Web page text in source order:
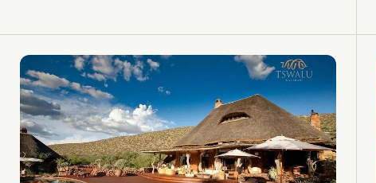
marché européen s’avance avec un positionnement
ambitieux : concilier franchissement tout-terrain, haute
efficience énergétique et mobilité zéro émission au
quotidien.